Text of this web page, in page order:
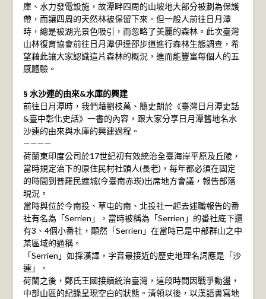
庫、水力發電設施，故潭畔四周的山坡地大部分被劃為保護
帶，而讓四周的天然林被保留下來。但一般人前往日月潭
時，總是被湖光景色吸引，而忽略了美麗的森林。此次臺灣
山林復育協會前往日月潭伊達邵步道進行森林生態調查，希
望藉此讓大家認識這片森林的概況，進而能豐富每個人的五
感體驗。
§ 水沙連的由來&水庫的興建
前往日月潭時，我們藉劉枝萬、簡史朗於《臺灣日月潭史話
&臺中彰化史話》一書的內容，跟大家分享日月潭舊地名水
沙連的由來與水庫的興建過程。
————
荷蘭東印度公司於17世紀初有效統治全臺海岸平原及丘陵，
當時規定治下的原住民村社頭人(長老)，每年都必須在固定
的時間到普羅民遮城(今臺南赤崁)出席地方會議，報告部落
現況。
當時與位於今南投、草屯的南、北投社一起去述職報告的番
社有名為「Serrien」，當時被稱為「Serrien」的番社底下還
有3、4個小番社，顯然「Serrien」在當時已是中部群山之中
某區域的通稱。
「Serrien」如採漢譯，字音最接近的歷史地理名詞應是「沙
連」。
荷蘭之後，鄭氏王國接續統治臺灣，這段時間因戰爭動盪，
中部山區的紀錄呈現空白的狀態。清領以後，以漢語書寫地